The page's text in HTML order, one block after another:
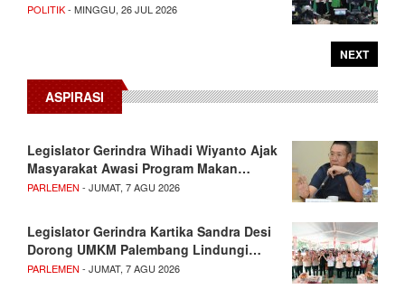
POLITIK- MINGGU, 26 JUL 2026
NEXT
ASPIRASI
Legislator Gerindra Wihadi Wiyanto Ajak
Masyarakat Awasi Program Makan…
PARLEMEN - JUMAT, 7 AGU 2026
Legislator Gerindra Kartika Sandra Desi
Dorong UMKM Palembang Lindungi…
PARLEMEN - JUMAT, 7 AGU 2026